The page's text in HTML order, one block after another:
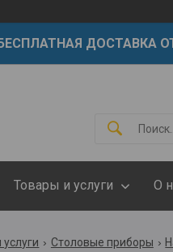
ДОСТАВКА ОТ
Товары и услуги О
Столовые приборы